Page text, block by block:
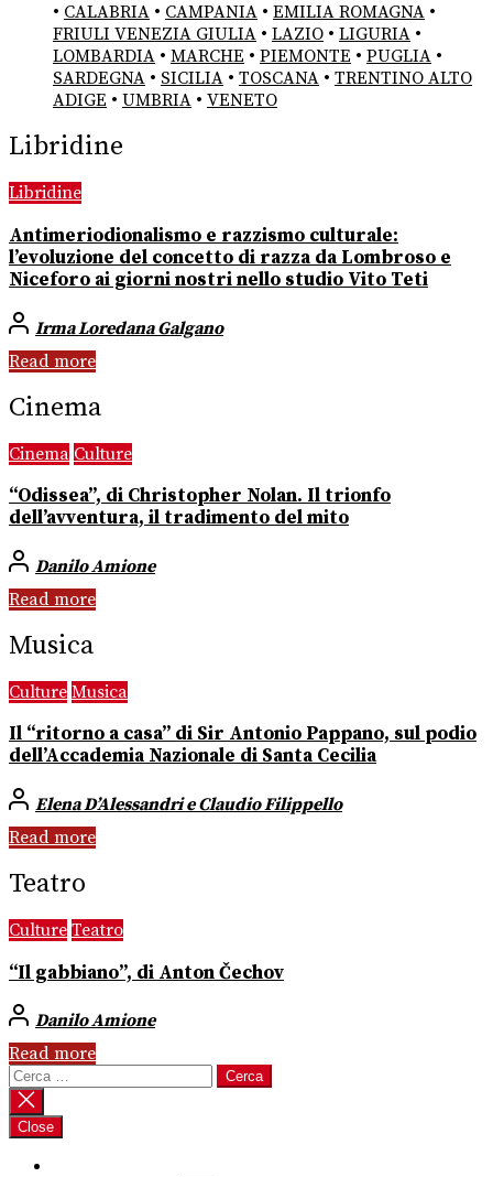
• CALABRIA • CAMPANIA • EMILIA ROMAGNA •
FRIULI VENEZIA GIULIA • LAZIO • LIGURIA •
LOMBARDIA • MARCHE • PIEMONTE • PUGLIA •
SARDEGNA • SICILIA • TOSCANA • TRENTINO ALTO
ADIGE • UMBRIA • VENETO
Libridine
Libridine
Antimeriodionalismo e razzismo culturale:
l’evoluzione del concetto di razza da Lombroso e
Niceforo ai giorni nostri nello studio Vito Teti
Irma Loredana Galgano
Read more
Cinema
Cinema Culture
“Odissea”, di Christopher Nolan. Il trionfo
dell’avventura, il tradimento del mito
Danilo Amione
Read more
Musica
Culture Musica
Il “ritorno a casa” di Sir Antonio Pappano, sul podio
dell’Accademia Nazionale di Santa Cecilia
Elena D’Alessandri e Claudio Filippello
Read more
Teatro
Culture Teatro
“Il gabbiano”, di Anton Čechov
Danilo Amione
Read more
Ricerca
per:
Close